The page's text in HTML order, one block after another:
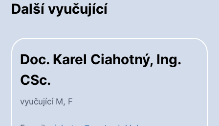
Další vyučující
Doc. Karel Ciahotný, Ing.
CSc.
vyučující M, F